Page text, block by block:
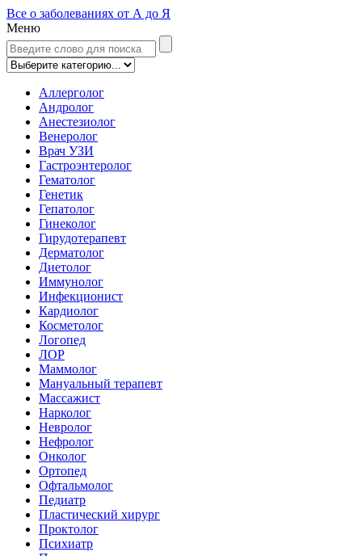
Все о заболеваниях от А до Я
Меню
Аллерголог
Андролог
Анестезиолог
Венеролог
Врач УЗИ
Гастроэнтеролог
Гематолог
Генетик
Гепатолог
Гинеколог
Гирудотерапевт
Дерматолог
Диетолог
Иммунолог
Инфекционист
Кардиолог
Косметолог
Логопед
ЛОР
Маммолог
Мануальный терапевт
Массажист
Нарколог
Невролог
Нефролог
Онколог
Ортопед
Офтальмолог
Педиатр
Пластический хирург
Проктолог
Психиатр